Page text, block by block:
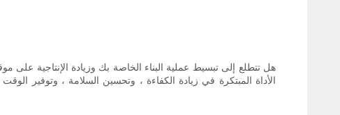
هل تتطلع إلى تبسيط عملية البناء الخاصة بك وزيادة الإنتاجية
الأداة المبتكرة في زيادة الكفاءة ، وتحسين السلامة ، وتوفير